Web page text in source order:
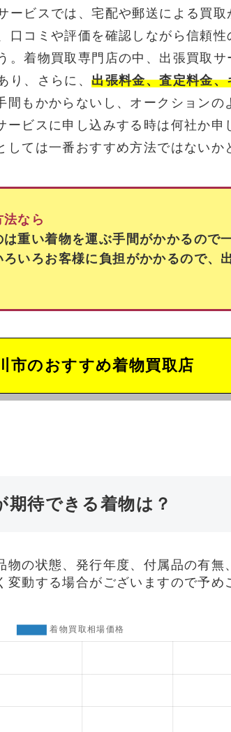
ービスでは、宅配や郵送による買
口コミや評価を確認しながら信頼
。着物買取専門店の中、出張買取
り、さらに、出張料金、査定料金
間もかからないし、オークションの
ービスに申し込みする時は何社か申
しては一番おすすめ方法ではないか
なら
重い着物を運ぶ手間がかかるので
いろお客様に負担がかかるので、
市のおすすめ着物買取店
期待できる着物は？
物の状態、発行年度、付属品の有無
変動する場合がございますので予め